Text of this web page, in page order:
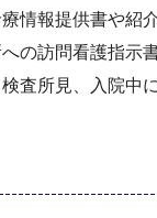
情報提供書や
の訪問看護指示
査所見、入院